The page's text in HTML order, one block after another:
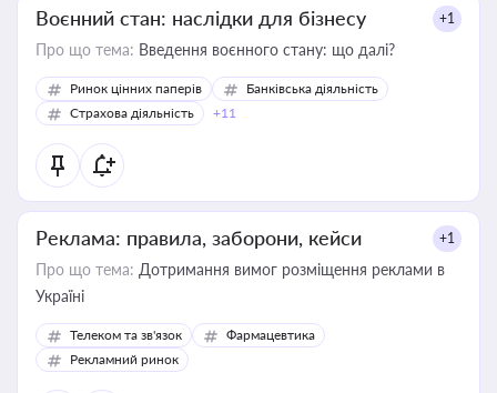
Воєнний стан: наслідки для бізнесу +1
Про що тема: Введення воєнного стану: що далі?
Ринок цінних паперів
Банківська діяльність
Страхова діяльність
+11
Реклама: правила, заборони, кейси +1
Про що тема: Дотримання вимог розміщення реклами в
Україні
Телеком та зв'язок
Фармацевтика
Рекламний ринок